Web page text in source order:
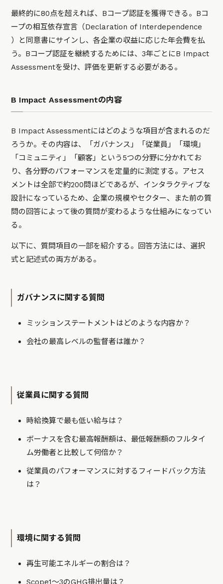
最終的に80点を超えれば、Bコープ認証を獲得できる。Bコ
ープの相互依存宣言（Declaration of Interdependence
）と同意書にサインし、各企業の収益に応じた年会費を払
う。Bコープ認証を継続するためには、3年ごとにB Impact
Assessmentを受け、評価を更新する必要がある。
B Impact Assessmentの内容
B Impact Assessmentにはどのような項目が含まれるのだ
ろうか。その内容は、「ガバナンス」「従業員」「環境」
「コミュニティ」「顧客」という5つの分野に分かれてお
り、各分野のパフォーマンスを定量的に測定する。アセス
メントは全部で約200問ほどであるが、インタラクティブな
設計になっているため、企業の規模やセクター、また前の質
問の回答によって後の質問が変わるような仕組みになってい
る。
以下に、質問項目の一部を紹介する。回答方法には、選択
式と記述式の両方がある。
ガバナンスに関する質問
ミッションステートメントはどのような内容か？
会社の最高レベルの監督者は誰か？
従業員に関する質問
時給換算で最も低い給与は？
ボーナスを含む最高報酬額は、最低報酬額のフルタイ
ム労働者と比較して何倍か？
従業員のパフォーマンスに対するフィードバック方法
は？
環境に関する質問
再生可能エネルギーの割合は？
Scope1～3のGHG排出量は？